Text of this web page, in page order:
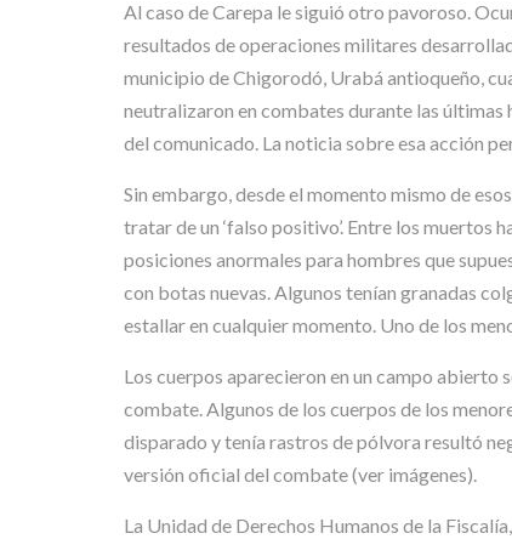
Al caso de Carepa le siguió otro pavoroso.
resultados de operaciones militares
municipio de Chigorodó, Urabá antioqueño,
neutralizaron en combates durante las últimas
del comunicado. La noticia sobre esa acción
Sin embargo, desde el momento mismo de
tratar de un ‘falso positivo’. Entre los muertos
posiciones anormales para hombres que
con botas nuevas. Algunos tenían granadas
estallar en cualquier momento. Uno de los
Los cuerpos aparecieron en un campo abierto
combate. Algunos de los cuerpos de los
disparado y tenía rastros de pólvora resultó
versión oficial del combate (ver imágenes).
La Unidad de Derechos Humanos de la